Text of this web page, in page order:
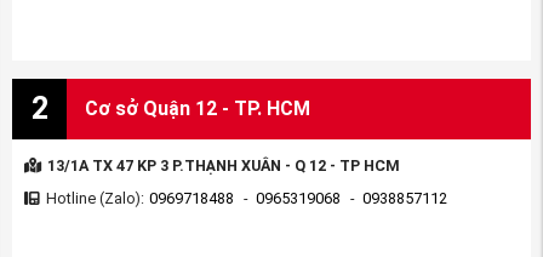
2 Cơ sở Quận 12 - TP. HCM
13/1A TX 47 KP 3 P.THẠNH XUÂN - Q 12 - TP HCM
Hotline (Zalo): 0969718488 - 0965319068 - 0938857112